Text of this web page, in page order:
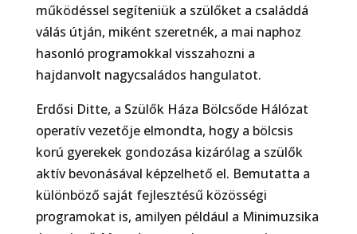
működéssel segíteniük a szülőket a családdá
válás útján, miként szeretnék, a mai naphoz
hasonló programokkal visszahozni a
hajdanvolt nagycsaládos hangulatot.
Erdősi Ditte, a Szülők Háza Bölcsőde Hálózat
operatív vezetője elmondta, hogy a bölcsis
korú gyerekek gondozása kizárólag a szülők
aktív bevonásával képzelhető el. Bemutatta a
különböző saját fejlesztésű közösségi
programokat is, amilyen például a Minimuzsika